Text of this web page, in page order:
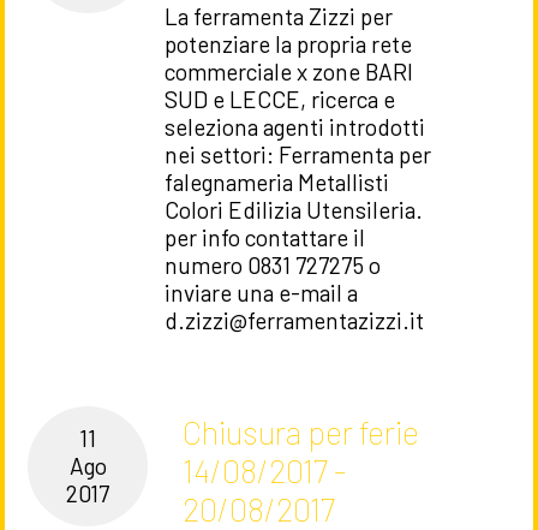
La ferramenta Zizzi per
potenziare la propria rete
commerciale x zone BARI
SUD e LECCE, ricerca e
seleziona agenti introdotti
nei settori: Ferramenta per
falegnameria Metallisti
Colori Edilizia Utensileria.
per info contattare il
numero 0831 727275 o
inviare una e-mail a
d.zizzi@ferramentazizzi.it
11
Ago
2017
Chiusura per ferie
14/08/2017 -
20/08/2017